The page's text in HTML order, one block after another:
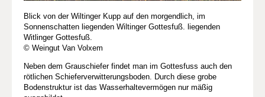
Blick von der Wiltinger Kupp auf den morgendlich, im
Sonnenschatten liegenden Wiltinger Gottesfuß. liegenden
Witlinger Gottesfuß.
© Weingut Van Volxem
Neben dem Grauschiefer findet man im Gottesfuss auch den
rötlichen Schieferverwitterungsboden. Durch diese grobe
Bodenstruktur ist das Wasserhaltevermögen nur mäßig